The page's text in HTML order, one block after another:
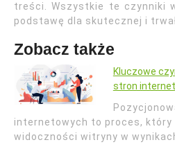
treści. Wszystkie te czynniki
podstawę dla skutecznej i
Zobacz także
Kluczowe
stron
internetowych to proces, który
widoczności witryny w